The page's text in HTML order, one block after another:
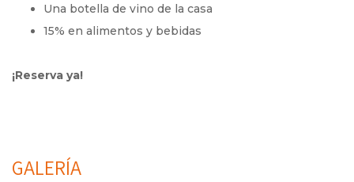
Una botella de vino de la casa
15% en alimentos y bebidas
¡Reserva ya!
GALERÍA